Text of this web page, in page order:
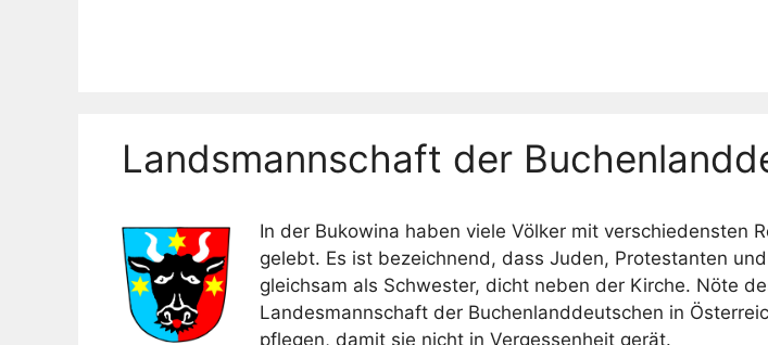
Landsmannschaft der
In der Bukowina haben viele Völker mit verschiedensten
gelebt. Es ist bezeichnend, dass Juden, Protestanten
gleichsam als Schwester, dicht neben der Kirche. Nöte
Landesmannschaft der Buchenlanddeutschen in
pflegen, damit sie nicht in Vergessenheit gerät.